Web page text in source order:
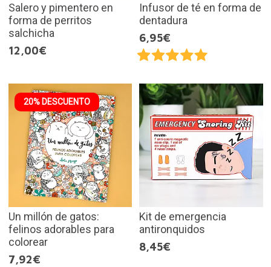
Salero y pimentero en
forma de perritos
salchicha
12,00€
Infusor de té en forma de
dentadura
6,95€
20% DESCUENTO
Un millón de gatos:
felinos adorables para
colorear
7,92€
Kit de emergencia
antironquidos
8,45€